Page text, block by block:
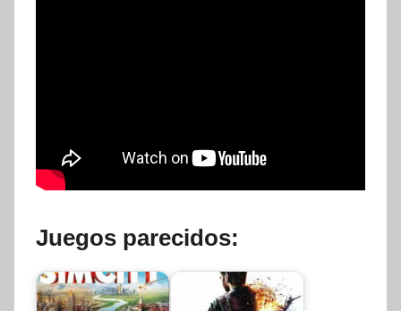
Juegos parecidos: